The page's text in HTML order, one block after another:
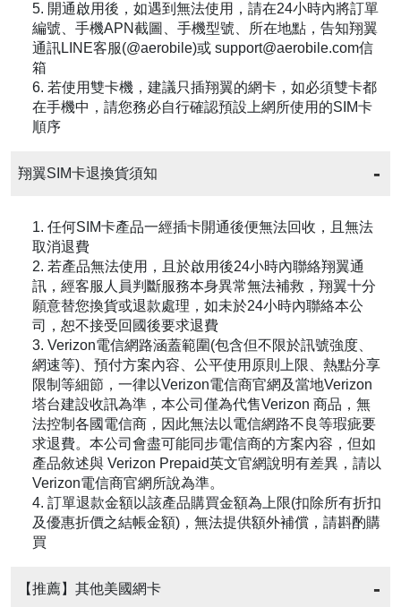
5. 開通啟用後，如遇到無法使用，請在24小時內將訂單
編號、手機APN截圖、手機型號、所在地點，告知翔翼
通訊LINE客服(@aerobile)或 support@aerobile.com信
箱
6. 若使用雙卡機，建議只插翔翼的網卡，如必須雙卡都
在手機中，請您務必自行確認預設上網所使用的SIM卡
順序
翔翼SIM卡退換貨須知
1. 任何SIM卡產品一經插卡開通後便無法回收，且無法
取消退費
2. 若產品無法使用，且於啟用後24小時內聯絡翔翼通
訊，經客服人員判斷服務本身異常無法補救，翔翼十分
願意替您換貨或退款處理，如未於24小時內聯絡本公
司，恕不接受回國後要求退費
3. Verizon電信網路涵蓋範圍(包含但不限於訊號強度、
網速等)、預付方案內容、公平使用原則上限、熱點分享
限制等細節，一律以Verizon電信商官網及當地Verizon
塔台建設收訊為準，本公司僅為代售Verizon 商品，無
法控制各國電信商，因此無法以電信網路不良等瑕疵要
求退費。本公司會盡可能同步電信商的方案內容，但如
產品敘述與 Verizon Prepaid英文官網說明有差異，請以
Verizon電信商官網所說為準。
4. 訂單退款金額以該產品購買金額為上限(扣除所有折扣
及優惠折價之結帳金額)，無法提供額外補償，請斟酌購
買
【推薦】其他美國網卡